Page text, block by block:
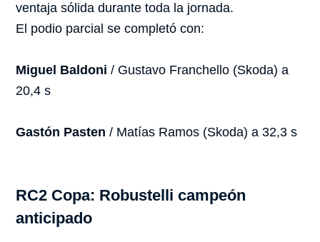
ventaja sólida durante toda la jornada.
El podio parcial se completó con:
Miguel Baldoni / Gustavo Franchello (Skoda) a
20,4 s
Gastón Pasten / Matías Ramos (Skoda) a 32,3 s
RC2 Copa: Robustelli campeón
anticipado